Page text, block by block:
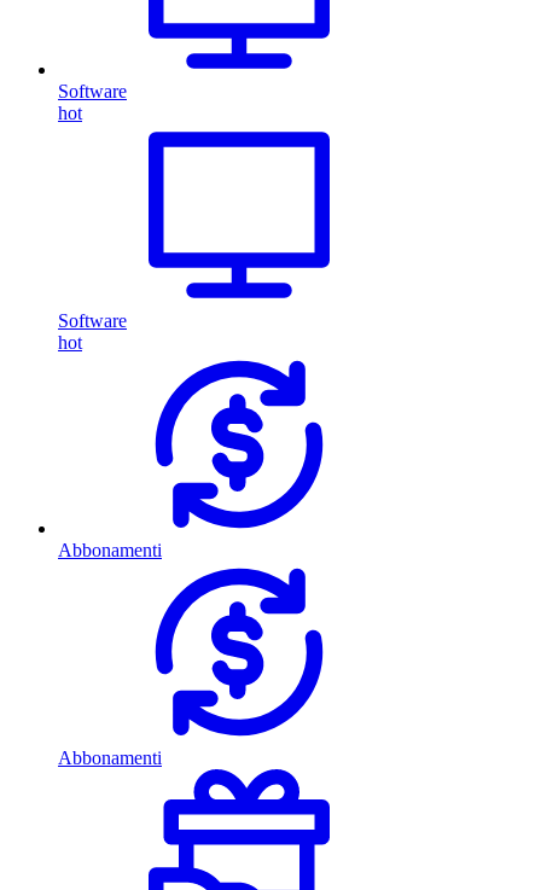
Software
hot
Software
hot
Abbonamenti
Abbonamenti